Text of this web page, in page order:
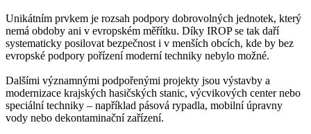
Unikátním prvkem je rozsah podpory dobrovolných jednotek, který
nemá obdoby ani v evropském měřítku. Díky IROP se tak daří
systematicky posilovat bezpečnost i v menších obcích, kde by bez
evropské podpory pořízení moderní techniky nebylo možné.
Dalšími významnými podpořenými projekty jsou výstavby a
modernizace krajských hasičských stanic, výcvikových center nebo
speciální techniky – například pásová rypadla, mobilní úpravny
vody nebo dekontaminační zařízení.